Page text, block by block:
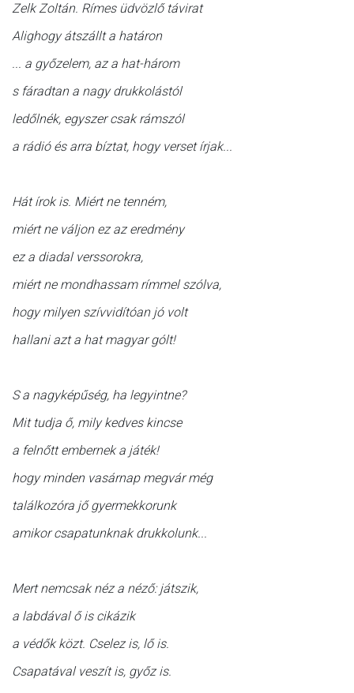
Zelk Zoltán. Rímes üdvözlő távirat
Alighogy átszállt a határon
... a győzelem, az a hat-három
s fáradtan a nagy drukkolástól
ledőlnék, egyszer csak rámszól
a rádió és arra bíztat, hogy verset írjak...
Hát írok is. Miért ne tenném,
miért ne váljon ez az eredmény
ez a diadal verssorokra,
miért ne mondhassam rímmel szólva,
hogy milyen szívvidítóan jó volt
hallani azt a hat magyar gólt!
S a nagyképűség, ha legyintne?
Mit tudja ő, mily kedves kincse
a felnőtt embernek a játék!
hogy minden vasárnap megvár még
találkozóra jő gyermekkorunk
amikor csapatunknak drukkolunk...
Mert nemcsak néz a néző: játszik,
a labdával ő is cikázik
a védők közt. Cselez is, lő is.
Csapatával veszít is, győz is.